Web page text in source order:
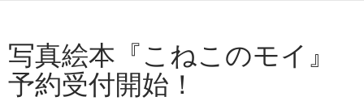
写真絵本『こねこのモイ』
予約受付開始！